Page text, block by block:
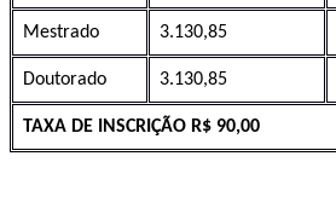
Mestrado 3.130,85
Doutorado 3.130,85
TAXA DE INSCRIÇÃO R$ 90,00